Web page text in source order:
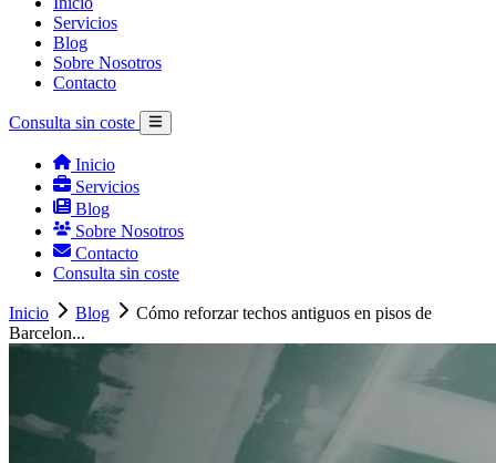
Servicios
Blog
Sobre Nosotros
Contacto
Consulta sin coste
Inicio
Servicios
Blog
Sobre Nosotros
Contacto
Consulta sin coste
Inicio Blog
Cómo reforzar techos antiguos en pisos de
Barcelon...